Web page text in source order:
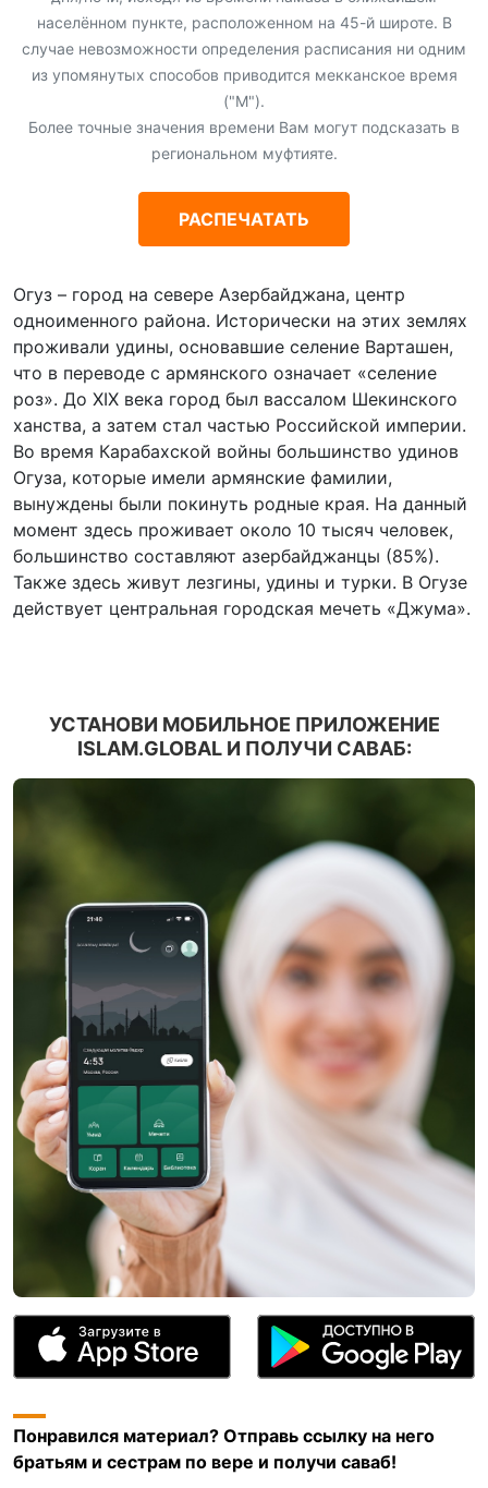
населённом пункте, расположенном на 45-й широте. В
случае невозможности определения расписания ни одним
из упомянутых способов приводится мекканское время
("М").
Более точные значения времени Вам могут подсказать в
региональном муфтияте.
РАСПЕЧАТАТЬ
Огуз – город на севере Азербайджана, центр
одноименного района. Исторически на этих землях
проживали удины, основавшие селение Варташен,
что в переводе с армянского означает «селение
роз». До XIX века город был вассалом Шекинского
ханства, а затем стал частью Российской империи.
Во время Карабахской войны большинство удинов
Огуза, которые имели армянские фамилии,
вынуждены были покинуть родные края. На данный
момент здесь проживает около 10 тысяч человек,
большинство составляют азербайджанцы (85%).
Также здесь живут лезгины, удины и турки. В Огузе
действует центральная городская мечеть «Джума».
УСТАНОВИ МОБИЛЬНОЕ ПРИЛОЖЕНИЕ
ISLAM.GLOBAL И ПОЛУЧИ САВАБ:
Понравился материал? Отправь ссылку на него
братьям и сестрам по вере и получи саваб!